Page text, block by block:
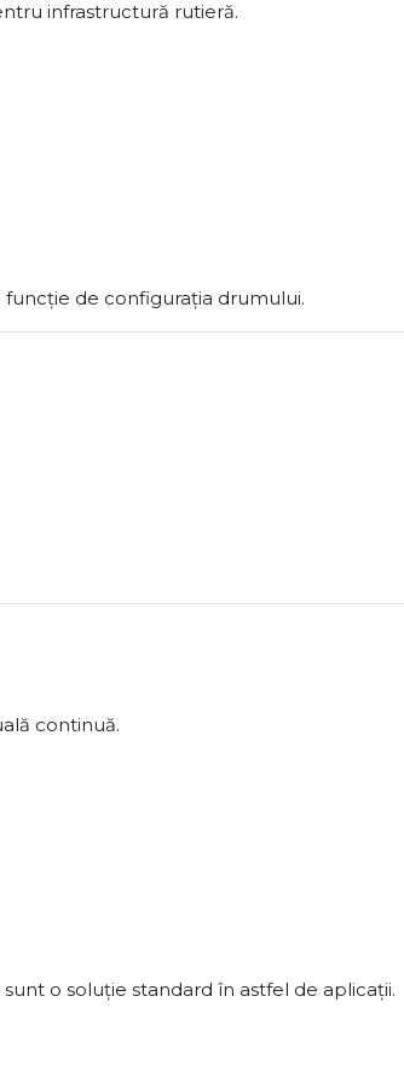
infrastructură rutieră.
de configurația drumului.
continuă.
o soluție standard în astfel de aplicații.